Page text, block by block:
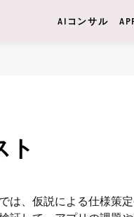
AIコンサル
ト
は、仮説による仕様策